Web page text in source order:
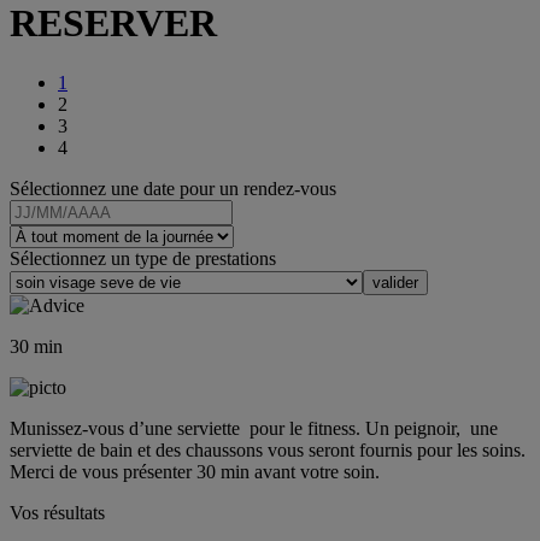
RESERVER
1
2
3
4
Sélectionnez une date pour un rendez-vous
Sélectionnez un type de prestations
30 min
Munissez-vous d’une serviette ​ pour le fitness. Un peignoir, ​ une
serviette de bain et des chaussons vous seront fournis pour les soins.
Merci de vous présenter 30 min avant votre soin.
Vos résultats